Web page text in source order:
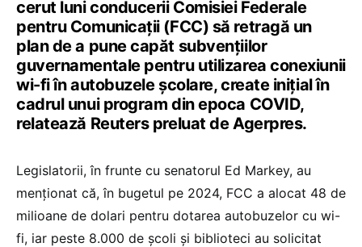
cerut luni conducerii Comisiei Federale
pentru Comunicaţii (FCC) să retragă un
plan de a pune capăt subvenţiilor
guvernamentale pentru utilizarea conexiunii
wi-fi în autobuzele şcolare, create iniţial în
cadrul unui program din epoca COVID,
relatează Reuters preluat de Agerpres.
Legislatorii, în frunte cu senatorul Ed Markey, au
menţionat că, în bugetul pe 2024, FCC a alocat 48 de
milioane de dolari pentru dotarea autobuzelor cu wi-
fi, iar peste 8.000 de școli şi biblioteci au solicitat